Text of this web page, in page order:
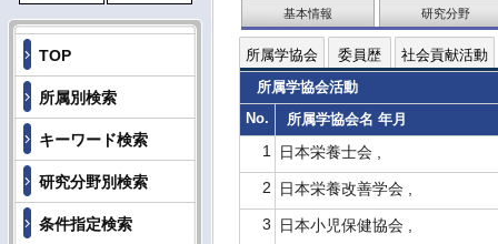
TOP
所属別検索
キーワード検索
研究分野別検索
条件指定検索
基本情報 研究分野
所属学協会 委員歴
社会貢献活動
所属学協会活動
No.
所属学協会名 年月
1
日本栄養士会 ,
2
日本栄養改善学会 ,
3
日本小児保健協会 ,